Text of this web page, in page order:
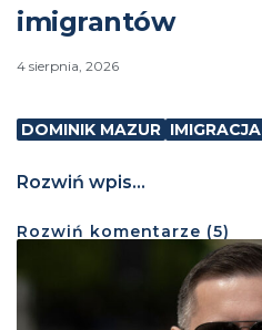
imigrantów
4 sierpnia, 2026
DOMINIK MAZUR IMIGRACJA
Rozwiń wpis...
Rozwiń komentarze (5)